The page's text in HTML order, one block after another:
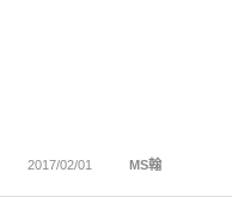
2017/02/01 MS翰